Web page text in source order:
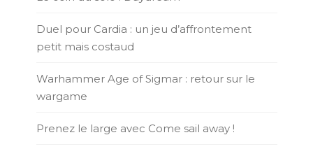
Duel pour Cardia : un jeu d’affrontement
petit mais costaud
Warhammer Age of Sigmar : retour sur le
wargame
Prenez le large avec Come sail away !